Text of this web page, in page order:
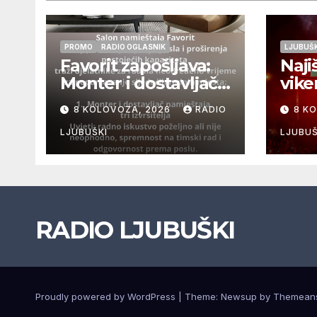
PROMO RADIO OGLASNIK
Favorit zapošljava:
Monter i dostavljač
namještaja, tri
izvršitelja
8 KOLOVOZA, 2026 RADIO
LJUBUŠKI
8
RADIO LJUBUŠKI
Proudly powered by WordPress Theme: Newsup by